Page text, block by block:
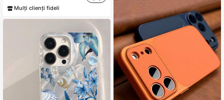
Mulți clienți fideli